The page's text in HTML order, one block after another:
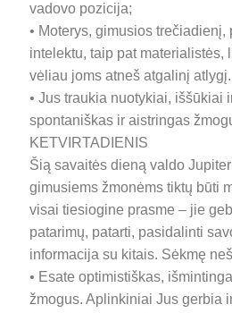
vadovo pozicija;
• Moterys, gimusios
intelektu, taip pat materialistės,
vėliau joms atneš atgalinį atlygį.
• Jus traukia nuotykiai, iššūkiai
spontaniškas ir aistringas
KETVIRTADIENIS
Šią savaitės dieną valdo
gimusiems žmonėms tiktų būti
visai tiesiogine prasme – jie
patarimų, patarti, pasidalinti
informacija su kitais. Sėkmę
• Esate optimistiškas,
žmogus. Aplinkiniai Jus gerbia